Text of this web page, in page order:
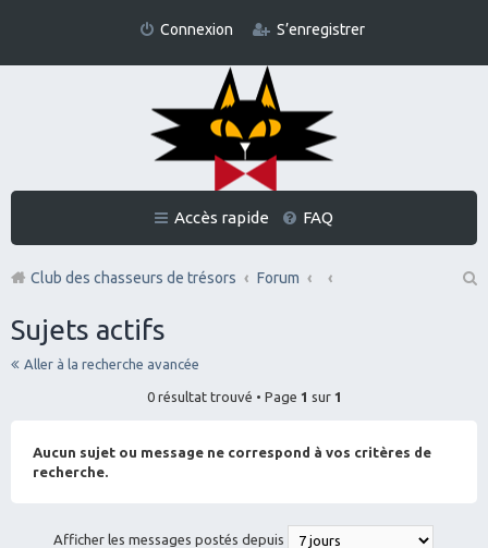
Connexion S’enregistrer
Accès rapide FAQ
Club des chasseurs de trésors
Forum
Sujets actifs
Aller à la recherche avancée
0 résultat trouvé • Page 1 sur 1
Aucun sujet ou message ne correspond à vos critères de
recherche.
Afficher les messages postés depuis